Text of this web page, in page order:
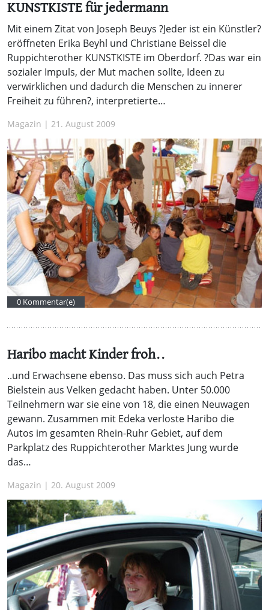
KUNSTKISTE für jedermann
Mit einem Zitat von Joseph Beuys ?Jeder ist ein Künstler?
eröffneten Erika Beyhl und Christiane Beissel die
Ruppichterother KUNSTKISTE im Oberdorf. ?Das war ein
sozialer Impuls, der Mut machen sollte, Ideen zu
verwirklichen und dadurch die Menschen zu innerer
Freiheit zu führen?, interpretierte…
Magazin | 21. August 2009
0 Kommentar(e)
Haribo macht Kinder froh..
..und Erwachsene ebenso. Das muss sich auch Petra
Bielstein aus Velken gedacht haben. Unter 50.000
Teilnehmern war sie eine von 18, die einen Neuwagen
gewann. Zusammen mit Edeka verloste Haribo die
Autos im gesamten Rhein-Ruhr Gebiet, auf dem
Parkplatz des Ruppichterother Marktes Jung wurde
das…
Magazin | 20. August 2009